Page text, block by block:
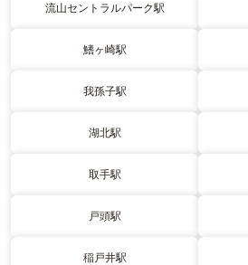
流山セントラルパーク駅
鰭ヶ崎駅
我孫子駅
湖北駅
取手駅
戸頭駅
稲戸井駅